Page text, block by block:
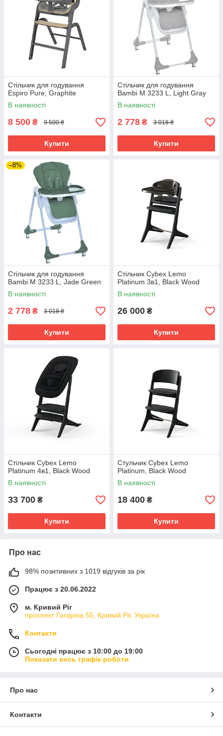
Стільчик для годування
Espiro Pure, Graphite
В наявності
8 500 ₴ 9 500 ₴
Купити
Стільчик для годування
Bambi M 3233 L, Light Gray
В наявності
2 778 ₴ 3 018 ₴
Купити
–8%
Стільчик для годування
Bambi M 3233 L, Jade Green
В наявності
2 778 ₴ 3 018 ₴
Купити
Стільчик Cybex Lemo
Platinum 3в1, Black Wood
В наявності
26 000 ₴
Купити
Стільчик Cybex Lemo
Platinum 4в1, Black Wood
В наявності
33 700 ₴
Купити
Стульчик Cybex Lemo
Platinum, Black Wood
В наявності
18 400 ₴
Купити
Про нас
98% позитивних з 1019 відгуків за рік
Працює з 20.06.2022
м. Кривий Ріг
проспект Гагаріна 55, Кривий Ріг, Україна
Контакти
Сьогодні працює з 10:00 до 19:00
Показати весь графік роботи
Про нас
Контакти